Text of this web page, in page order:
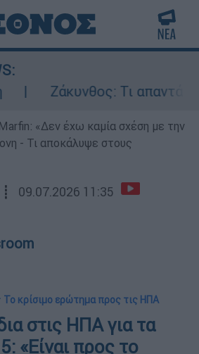
Ζάκυνθος: Τι απαντά η
Marfin: «Δεν έχω καμία σχέση με την
- Τι αποκάλυψε στους
┋ 09.07.2026 11:35
Το κρίσιμο ερώτημα προς τις ΗΠΑ
στις ΗΠΑ για τα
«Είναι προς το